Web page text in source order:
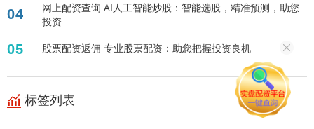
04
网上配资查询 AI人工智能炒股：智能选股，精准预测，助您
投资
05 股票配资返佣 专业股票配资：助您把握投资良机
标签列表